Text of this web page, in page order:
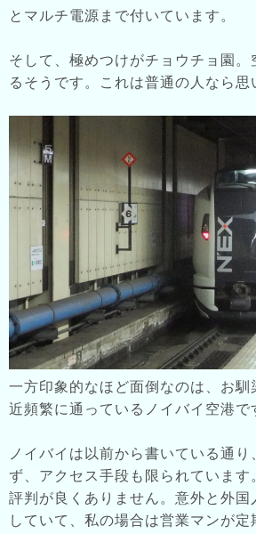
とマルチ電源まで付いています。
そして、極めつけがチョウチョ園。
るそうです。これは普通の人なら思
一方印象的なほど面倒なのは、お馴
近頻繁に通っているノイバイ空港で
ノイバイは以前から書いている通り
ず、アクセス手段も限られています
評判が良くありません。意外と外国
していて、私の場合は営業マンが